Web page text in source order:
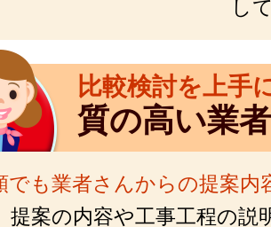
し
比較検討を上手
質の高い業
でも業者さんからの提案内
提案の内容や工事工程の説